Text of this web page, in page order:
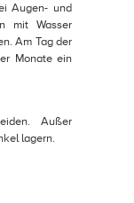
Augen- und
mit Wasser
Am Tag der
Monate ein
Außer
lagern.